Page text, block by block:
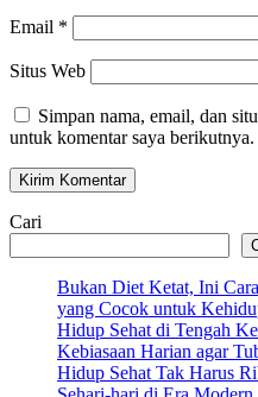
Email *
Situs Web
Simpan nama, email, dan
untuk komentar saya berikutnya.
Cari
Bukan Diet Ketat, Ini
yang Cocok untuk
Hidup Sehat di Tengah
Kebiasaan Harian agar
Hidup Sehat Tak Harus